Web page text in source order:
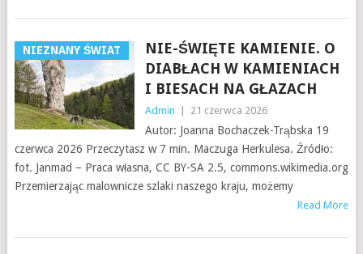
NIEZNANY ŚWIAT
NIE-ŚWIĘTE KAMIENIE. O
DIABŁACH W KAMIENIACH
I BIESACH NA GŁAZACH
Admin 21 czerwca 2026
Autor: Joanna Bochaczek-Trąbska 19
czerwca 2026 Przeczytasz w 7 min. Maczuga Herkulesa. Źródło:
fot. Janmad – Praca własna, CC BY-SA 2.5, commons.wikimedia.org
Przemierzając malownicze szlaki naszego kraju, możemy
Read More